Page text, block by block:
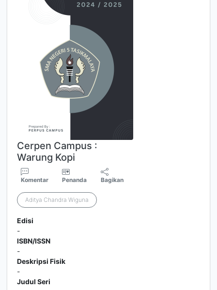
Cerpen Campus :
Warung Kopi
Komentar Penanda Bagikan
Aditya Chandra Wiguna
Edisi
-
ISBN/ISSN
-
Deskripsi Fisik
-
Judul Seri